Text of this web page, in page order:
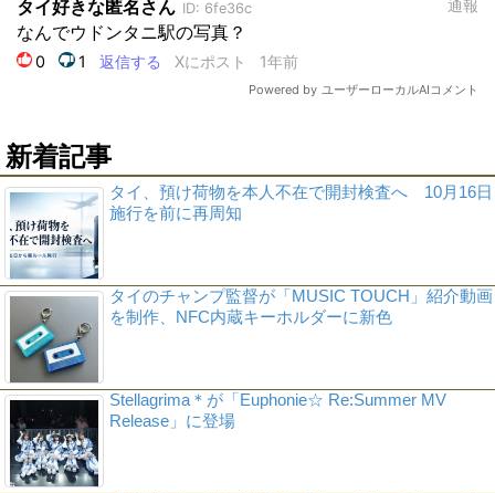
新着記事
タイ、預け荷物を本人不在で開封検査へ 10月16日
施行を前に再周知
タイのチャンプ監督が「MUSIC TOUCH」紹介動画
を制作、NFC内蔵キーホルダーに新色
Stellagrima＊が「Euphonie☆ Re:Summer MV
Release」に登場